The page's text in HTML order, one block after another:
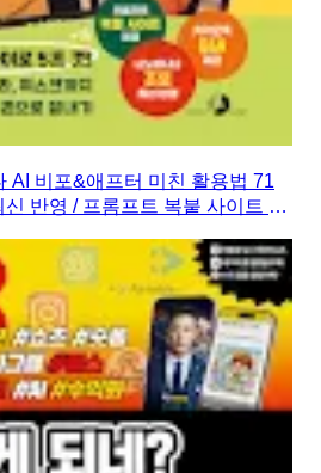
AI 비포&애프터 미친 활용법 71
반영 / 프롬프트 복붙 사이트 제